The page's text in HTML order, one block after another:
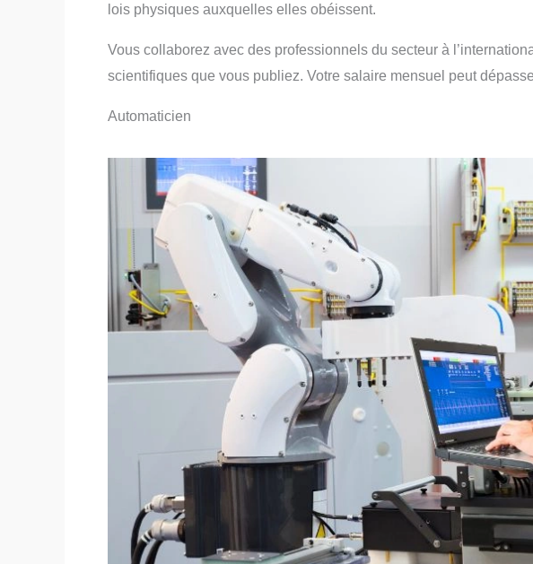
lois physiques auxquelles elles obéissent.
Vous collaborez avec des professionnels du secteur à
scientifiques que vous publiez. Votre salaire mensuel peut
Automaticien